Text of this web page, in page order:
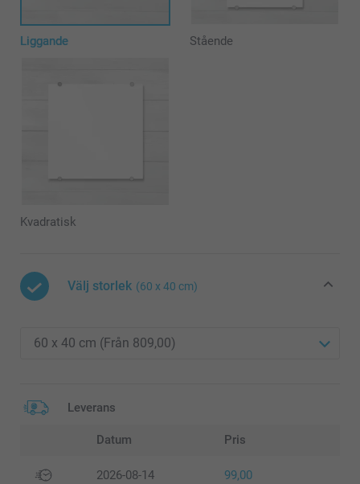
Liggande Stående
Kvadratisk
Välj storlek (60 x 40 cm)
Leverans
Datum Pris
2026-08-14 99,00